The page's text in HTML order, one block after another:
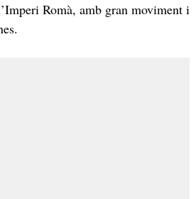
Romà, amb gran moviment i